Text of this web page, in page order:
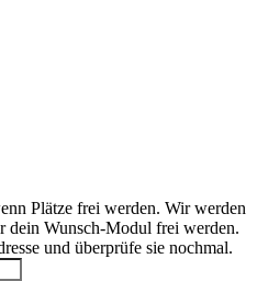
Plätze frei werden. Wir werden
dein Wunsch-Modul frei werden.
und überprüfe sie nochmal.